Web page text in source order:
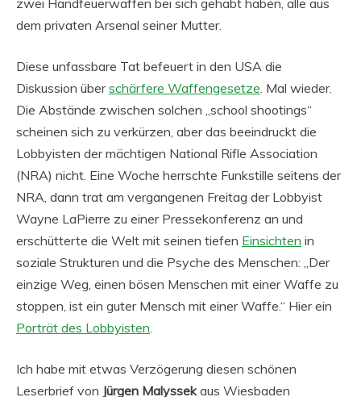
zwei Handfeuerwaffen bei sich gehabt haben, alle aus
dem privaten Arsenal seiner Mutter.
Diese unfassbare Tat befeuert in den USA die
Diskussion überschärfere Waffengesetze. Mal wieder.
Die Abstände zwischen solchen „school shootings“
scheinen sich zu verkürzen, aber das beeindruckt die
Lobbyisten der mächtigen National Rifle Association
(NRA) nicht. Eine Woche herrschte Funkstille seitens der
NRA, dann trat am vergangenen Freitag der Lobbyist
Wayne LaPierre zu einer Pressekonferenz an und
erschütterte die Welt mit seinen tiefen Einsichten in
soziale Strukturen und die Psyche des Menschen: „Der
einzige Weg, einen bösen Menschen mit einer Waffe zu
stoppen, ist ein guter Mensch mit einer Waffe.“ Hier ein
Porträt des Lobbyisten.
Ich habe mit etwas Verzögerung diesen schönen
Leserbrief von Jürgen Malyssekaus Wiesbaden